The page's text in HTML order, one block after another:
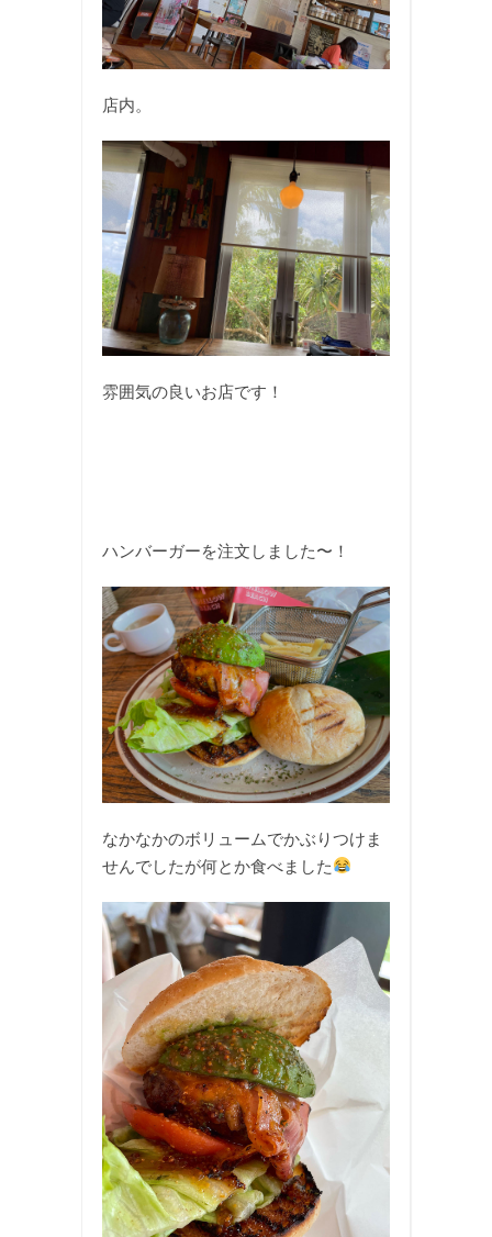
店内。
雰囲気の良いお店です！
ハンバーガーを注文しました〜！
なかなかのボリュームでかぶりつけま
せんでしたが何とか食べました